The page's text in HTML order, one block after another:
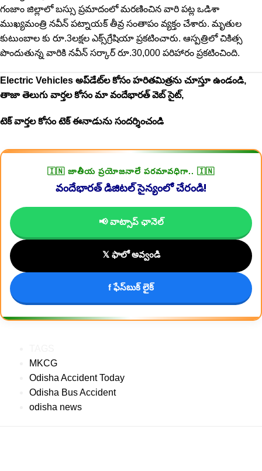
గంజాం జిల్లాలో బస్సు ప్రమాదంలో మరణించిన వారి పట్ల ఒడిశా
ముఖ్యమంత్రి నవీన్ పట్నాయక్ తీవ్ర సంతాపం వ్యక్తం చేశారు. మృతుల
కుటుంబాల కు రూ.3లక్షల ఎక్స్‌గ్రేషియా ప్రకటించారు. ఆస్పత్రిలో చికిత్స
పొందుతున్న వారికి నవీన్​ సర్కార్​ రూ.30,000 పరిహారం ప్రకటించింది.
Electric Vehicles అప్‌డేట్‌ల కోసంహరితమిత్రను చూస్తూ ఉండండి,
తాజా తెలుగు వార్తల కోసం మావందేభారత్వెబ్ సైట్,
టెక్ వార్తల కోసంటెక్ ఈనాడును సందర్శించండి
🇮🇳 జాతీయ ప్రయోజనాలే పరమావధిగా.. 🇮🇳
వందేభారత్ డిజిటల్ సైన్యంలో చేరండి!
📢 వాట్సాప్ ఛానెల్
𝕏 ఫాలో అవ్వండి
f ఫేస్‌బుక్ లైక్
MKCG
Odisha Accident Today
Odisha Bus Accident
odisha news